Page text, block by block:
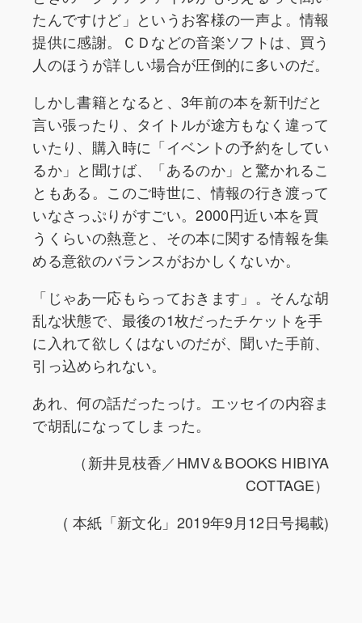
たんですけど」というお客様の一声よ。情報
提供に感謝。ＣＤなどの音楽ソフトは、買う
人のほうが詳しい場合が圧倒的に多いのだ。
しかし書籍となると、3年前の本を新刊だと
言い張ったり、タイトルが途方もなく違って
いたり、購入時に「イベントの予約をしてい
るか」と聞けば、「あるのか」と驚かれるこ
ともある。このご時世に、情報の行き渡って
いなさっぷりがすごい。2000円近い本を買
うくらいの熱意と、その本に関する情報を集
める意欲のバランスがおかしくないか。
「じゃあ一応もらっておきます」。そんな胡
乱な状態で、最後の1枚だったチケットを手
に入れて欲しくはないのだが、聞いた手前、
引っ込められない。
あれ、何の話だったっけ。エッセイの内容ま
で胡乱になってしまった。
（新井見枝香／HMV＆BOOKS HIBIYA
COTTAGE）
( 本紙「新文化」2019年9月12日号掲載)